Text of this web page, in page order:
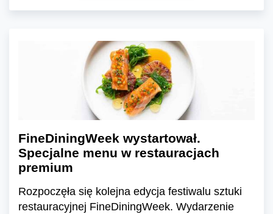
FineDiningWeek wystartował.
Specjalne menu w restauracjach
premium
Rozpoczęła się kolejna edycja festiwalu sztuki
restauracyjnej FineDiningWeek. Wydarzenie